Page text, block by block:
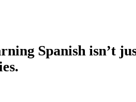
Spanish isn’t